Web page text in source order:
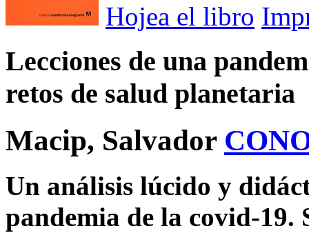
Hojea el libro
Lecciones de una
retos de salud planetaria
Macip, Salvador
Un análisis lúcido y
pandemia de la covid-19.